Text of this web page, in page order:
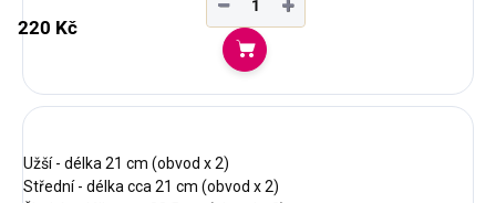
220 Kč
+
−
Do košíku
Užší - délka 21 cm (obvod x 2)
Střední - délka cca 21 cm (obvod x 2)